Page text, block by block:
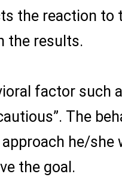
the reaction to
the results.
factor such
The
he/she
the goal.